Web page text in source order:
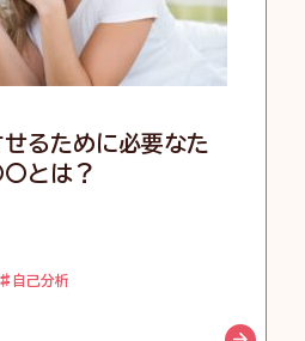
るために必要なた
とは？
自己分析